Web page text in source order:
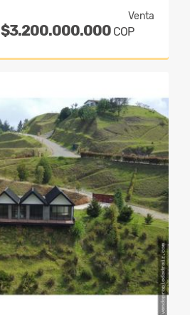
Venta
$3.200.000.000 COP